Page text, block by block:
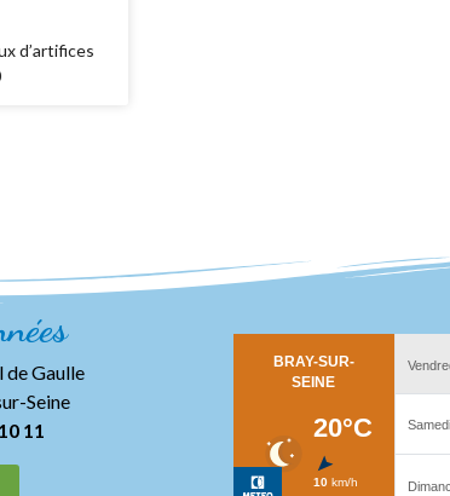
d’artifices
de Gaulle
Seine
11